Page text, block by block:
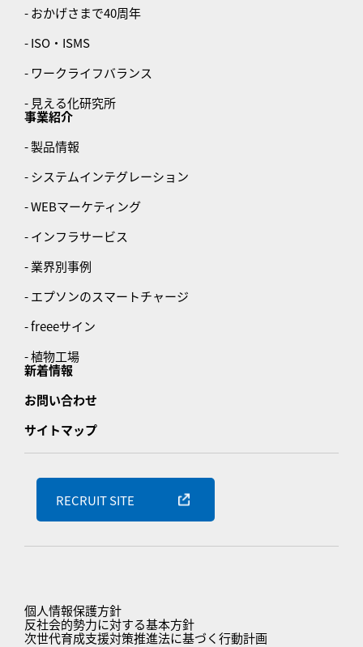
- おかげさまで40周年
- ISO・ISMS
- ワークライフバランス
- 見える化研究所
事業紹介
- 製品情報
- システムインテグレーション
- WEBマーケティング
- インフラサービス
- 業界別事例
- エプソンのスマートチャージ
- freeeサイン
- 植物工場
新着情報
お問い合わせ
サイトマップ
RECRUIT SITE
個人情報保護方針
反社会的勢力に対する基本方針
次世代育成支援対策推進法に基づく行動計画